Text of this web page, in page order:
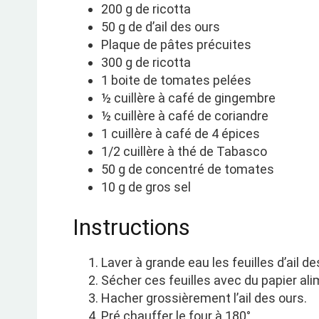
200 g de ricotta
50 g de d’ail des ours
Plaque de pâtes précuites
300 g de ricotta
1 boite de tomates pelées
½ cuillère à café de gingembre
½ cuillère à café de coriandre
1 cuillère à café de 4 épices
1/2 cuillère à thé de Tabasco
50 g de concentré de tomates
10 g de gros sel
Instructions
Laver à grande eau les feuilles d’ail
Sécher ces feuilles avec du papier
Hacher grossièrement l’ail des ours.
Pré chauffer le four à 180°